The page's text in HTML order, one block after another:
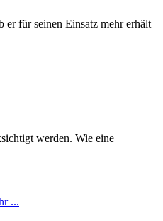
für seinen Einsatz mehr erhält
werden. Wie eine
...